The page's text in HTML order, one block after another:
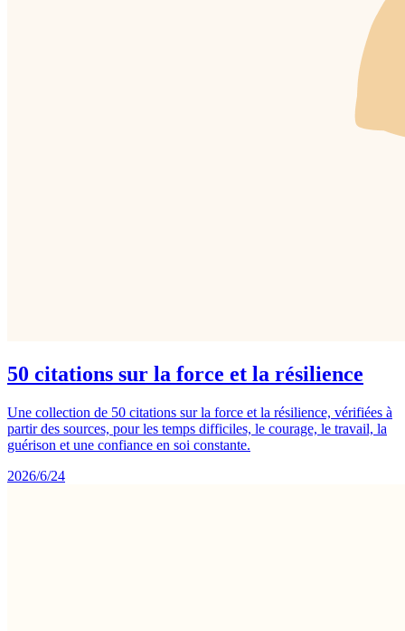
50 citations sur la force et la résilience
Une collection de 50 citations sur la force et la résilience, vérifiées à
partir des sources, pour les temps difficiles, le courage, le travail, la
guérison et une confiance en soi constante.
2026/6/24